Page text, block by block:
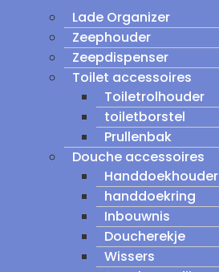
Lade Organizer
Zeephouder
Zeepdispenser
Toilet accessoires
Toiletrolhouder
toiletborstel
Prullenbak
Douche accessoires
Handdoekhouder
handdoekring
Inbouwnis
Doucherekje
Wissers